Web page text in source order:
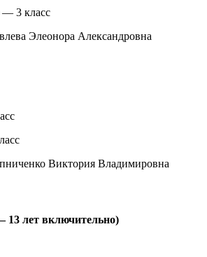
— 3 класс
Элеонора Александровна
Виктория Владимировна
13 лет включительно)